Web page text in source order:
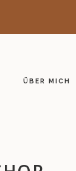
ÜBER MICH